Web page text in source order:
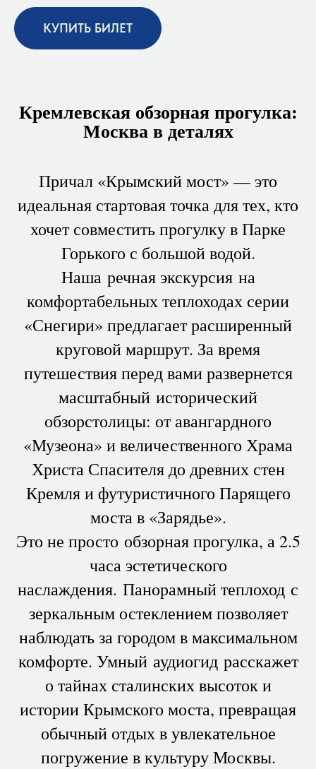
КУПИТЬ БИЛЕТ
Кремлевская обзорная прогулка:
Москва в деталях
Причал «Крымский мост» — это
идеальная стартовая точка для тех, кто
хочет совместить прогулку в Парке
Горького с большой водой.
Наша речная экскурсия на
комфортабельных теплоходах серии
«Снегири» предлагает расширенный
круговой маршрут. За время
путешествия перед вами развернется
масштабный исторический
обзорстолицы: от авангардного
«Музеона» и величественного Храма
Христа Спасителя до древних стен
Кремля и футуристичного Парящего
моста в «Зарядье».
Это не просто обзорная прогулка, а 2.5
часа эстетического
наслаждения. Панорамный теплоход с
зеркальным остеклением позволяет
наблюдать за городом в максимальном
комфорте. Умный аудиогид расскажет
о тайнах сталинских высоток и
истории Крымского моста, превращая
обычный отдых в увлекательное
погружение в культуру Москвы.